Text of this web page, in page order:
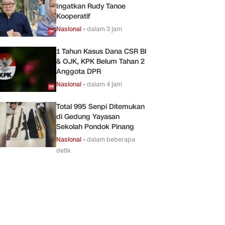
Ingatkan Rudy Tanoe
Kooperatif
Nasional •dalam 3 jam
1 Tahun Kasus Dana CSR BI
& OJK, KPK Belum Tahan 2
Anggota DPR
Nasional •dalam 4 jam
Total 995 Senpi Ditemukan
di Gedung Yayasan
Sekolah Pondok Pinang
Nasional •dalam beberapa
detik